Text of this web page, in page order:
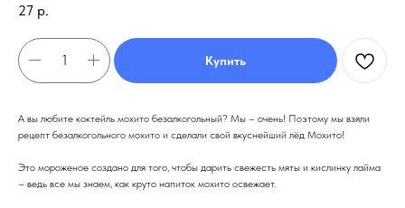
27 р.
Купить
А вы любите коктейль мохито безалкогольный? Мы – очень! Поэтому мы взяли
рецепт безалкогольного мохито и сделали свой вкуснейший лёд Мохито!
Это мороженое создано для того, чтобы дарить свежесть мяты и кислинку лайма
– ведь все мы знаем, как круто напиток мохито освежает.